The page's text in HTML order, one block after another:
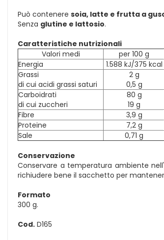
Può contenere soia, latte e frutta a
Senza glutine e lattosio.
Caratteristiche nutrizionali
Valori medi
per 100 g
Energia
1.588 kJ/375 kcal
Grassi
di cui acidi grassi saturi
2 g
0,5 g
Carboidrati
di cui zuccheri
80 g
19 g
Fibre
3,9 g
Proteine
7,2 g
Sale
0,71 g
Conservazione
Conservare a temperatura ambiente
richiudere bene il sacchetto per
Formato
300 g.
Cod. D165